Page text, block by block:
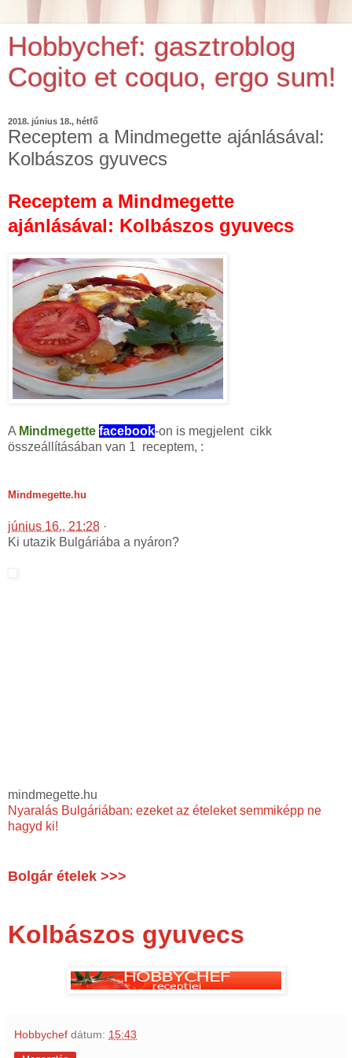
Hobbychef: gasztroblog
Cogito et coquo, ergo sum!
2018. június 18., hétfő
Receptem a Mindmegette ajánlásával:
Kolbászos gyuvecs
Receptem a Mindmegette
ajánlásával: Kolbászos gyuvecs
A Mindmegette facebook-on is megjelent cikk
összeállításában van 1 receptem, :
Mindmegette.hu
június 16., 21:28 ·
Ki utazik Bulgáriába a nyáron?
mindmegette.hu
Nyaralás Bulgáriában: ezeket az ételeket semmiképp ne
hagyd ki!
Bolgár ételek >>>
Kolbászos gyuvecs
Hobbychef dátum: 15:43